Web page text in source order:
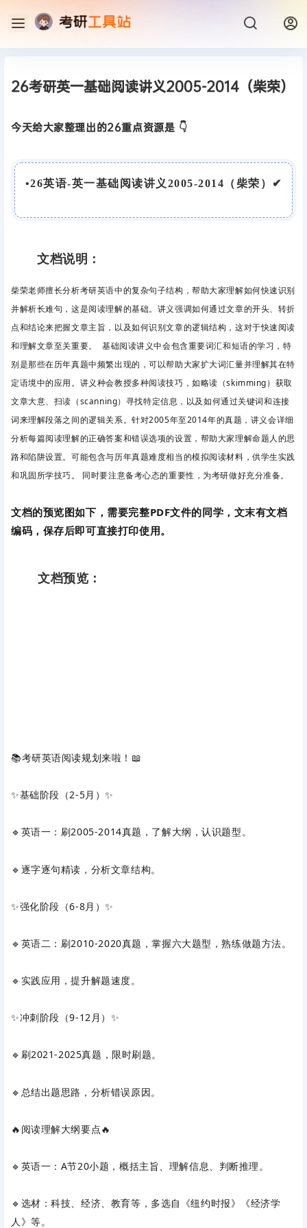
26考研英一基础阅读讲义2005-2014（柴荣）
今天给大家整理出的26重点资源是 👇
•26英语-英一基础阅读讲义2005-2014（柴荣） ✔
文档说明：
柴荣老师擅长分析考研英语中的复杂句子结构，帮助大家理解如何快速识别
并解析长难句，这是阅读理解的基础。讲义强调如何通过文章的开头、转折
点和结论来把握文章主旨，以及如何识别文章的逻辑结构，这对于快速阅读
和理解文章至关重要。 基础阅读讲义中会包含重要词汇和短语的学习，特
别是那些在历年真题中频繁出现的，可以帮助大家扩大词汇量并理解其在特
定语境中的应用。讲义种会教授多种阅读技巧，如略读（skimming）获取
文章大意、扫读（scanning）寻找特定信息，以及如何通过关键词和连接
词来理解段落之间的逻辑关系。针对2005年至2014年的真题，讲义会详细
分析每篇阅读理解的正确答案和错误选项的设置，帮助大家理解命题人的思
路和陷阱设置。可能包含与历年真题难度相当的模拟阅读材料，供学生实践
和巩固所学技巧。 同时要注意备考心态的重要性，为考研做好充分准备。
文档的预览图如下，需要完整PDF文件的同学，文末有文档
编码，保存后即可直接打印使用。
文档预览：
📚考研英语阅读规划来啦！📖
✨‌基础阶段（2-5月）‌✨
🔹英语一：刷2005-2014真题，了解大纲，认识题型。
🔹逐字逐句精读，分析文章结构。
✨‌强化阶段（6-8月）‌✨
🔹英语二：刷2010-2020真题，掌握六大题型，熟练做题方法。
🔹实践应用，提升解题速度。
✨‌冲刺阶段（9-12月）‌✨
🔹刷2021-2025真题，限时刷题。
🔹‌总结‌出题思路，分析错误原因。
🔥阅读理解大纲要点🔥
🔹英语一：A节20小题，概括主旨、理解信息、判断推理。
🔹选材：科技、经济、教育等，多选自《纽约时报》《经济学
人》等。